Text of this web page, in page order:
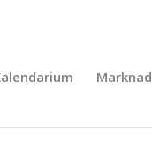
Marknad